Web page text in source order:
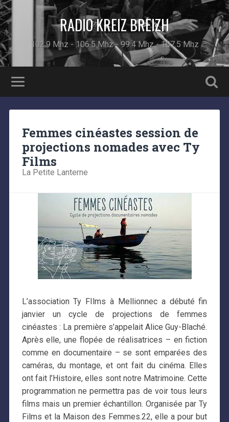
RADIO KREIZ BREIZH
102.9 Mhz - 106.5 Mhz - 99.4 Mhz - 107.5 Mhz
Femmes cinéastes session de
projections nomades avec Ty
Films
La Petite Lanterne
L’association Ty FIlms à Mellionnec a débuté fin
janvier un cycle de projections de femmes
cinéastes : La première s’appelait Alice Guy-Blaché.
Après elle, une flopée de réalisatrices – en fiction
comme en documentaire – se sont emparées des
caméras, du montage, et ont fait du cinéma. Elles
ont fait l’Histoire, elles sont notre Matrimoine. Cette
programmation ne permettra pas de voir tous leurs
films mais un premier échantillon. Organisée par Ty
Films et la Maison des Femmes.22, elle a pour but